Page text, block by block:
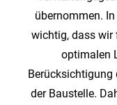
übernommen.
wichtig, dass wir
optimalen
Berücksichtigung
der Baustelle.